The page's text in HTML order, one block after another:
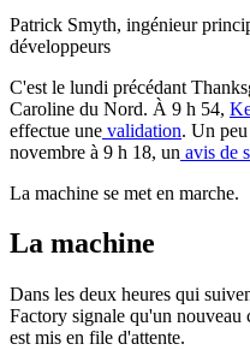
Financial Services
sécurité de l'IA
FEATURED EVENT
Careers
NOUS RECRUTONS
pourvoir
Patrick Smyth, ingénieur
développeurs
C'est le lundi précédant
Caroline du Nord. À 9 h 54,
effectue une validation. Un
novembre à 9 h 18, un avis de
La machine se met en marche.
La machine
Dans les deux heures qui
Factory signale qu'un
est mis en file d'attente.